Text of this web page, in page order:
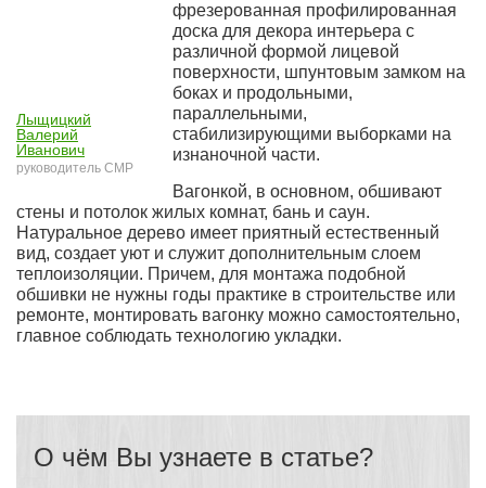
Лыщицкий
Валерий
Иванович
руководитель СМР
фрезерованная профилированная
доска для декора интерьера с
различной формой лицевой
поверхности, шпунтовым замком на
боках и продольными,
параллельными,
стабилизирующими выборками на
изнаночной части.
Вагонкой, в основном, обшивают
стены и потолок жилых комнат, бань и саун.
Натуральное дерево имеет приятный естественный
вид, создает уют и служит дополнительным слоем
теплоизоляции. Причем, для монтажа подобной
обшивки не нужны годы практике в строительстве или
ремонте, монтировать вагонку можно самостоятельно,
главное соблюдать технологию укладки.
О чём Вы узнаете в статье?